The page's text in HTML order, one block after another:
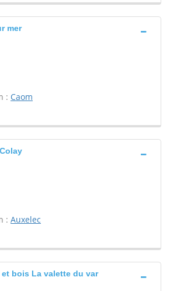
mer
: Caom
: Auxelec
bois La valette du var